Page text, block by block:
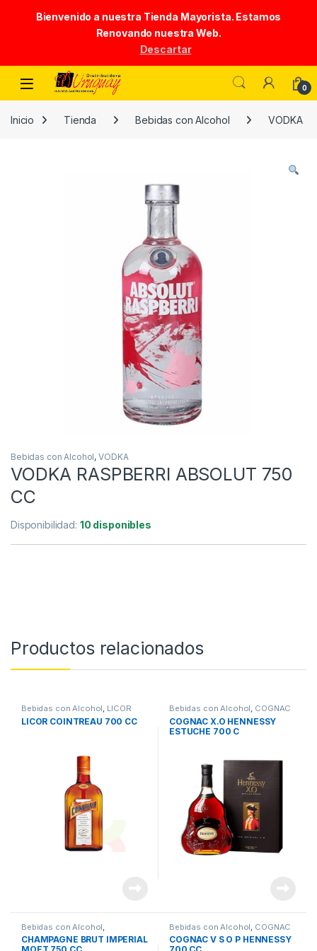
Bienvenido a nuestra Tienda Mayorista. Estamos
Renovando nuestra Web.
Descartar
Skip to navigation
Skip to content
0
Inicio Tienda Bebidas con Alcohol VODKA
Bebidas con Alcohol,VODKA
VODKA RASPBERRI ABSOLUT 750
CC
Disponibilidad: 10 disponibles
Productos relacionados
Bebidas con Alcohol, LICOR
LICOR COINTREAU 700 CC
Bebidas con Alcohol, COGNAC
COGNAC X.O HENNESSY
ESTUCHE 700 C
Bebidas con Alcohol
CHAMPAGNE
CHAMPAGNE BRUT IMPERIAL
Bebidas con Alcohol COGNAC
COGNAC V S O P HENNESSY